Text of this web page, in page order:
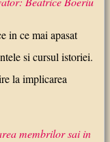
in ce mai apasat
si cursul istoriei.
la implicarea
membrilor sai in